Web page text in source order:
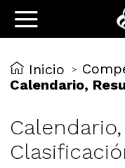
Inicio >
Calendario,